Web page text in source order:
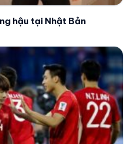
hậu tại Nhật Bản